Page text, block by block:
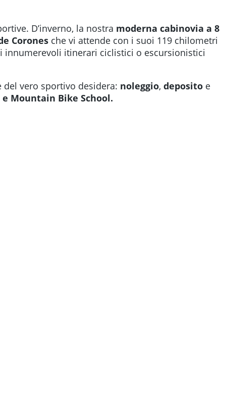
D’inverno, la nostra moderna cabinovia a 8
Corones che vi attende con i suoi 119 chilometri
innumerevoli itinerari ciclistici o escursionistici
vero sportivo desidera: noleggio, deposito e
e Mountain Bike School.